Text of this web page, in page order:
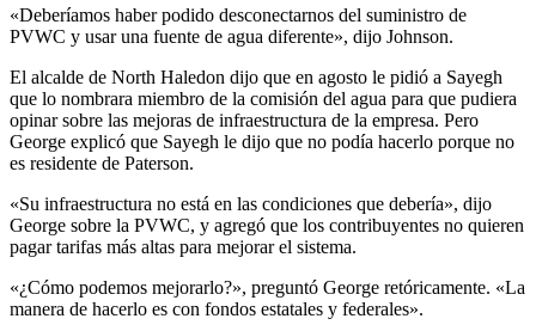
«Deberíamos haber podido desconectarnos del suministro de
PVWC y usar una fuente de agua diferente», dijo Johnson.
El alcalde de North Haledon dijo que en agosto le pidió a Sayegh
que lo nombrara miembro de la comisión del agua para que pudiera
opinar sobre las mejoras de infraestructura de la empresa. Pero
George explicó que Sayegh le dijo que no podía hacerlo porque no
es residente de Paterson.
«Su infraestructura no está en las condiciones que debería», dijo
George sobre la PVWC, y agregó que los contribuyentes no quieren
pagar tarifas más altas para mejorar el sistema.
«¿Cómo podemos mejorarlo?», preguntó George retóricamente. «La
manera de hacerlo es con fondos estatales y federales».